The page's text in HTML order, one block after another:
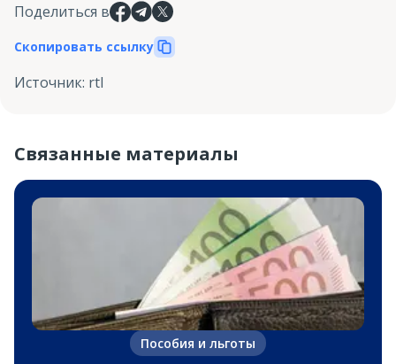
Поделиться в
Скопировать ссылку
Источник: rtl
Связанные материалы
Пособия и льготы